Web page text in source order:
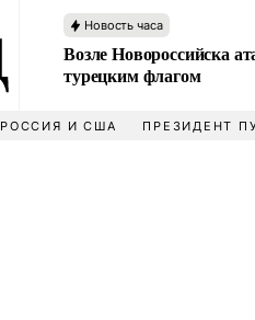
Новость часа
Возле Новороссийска
турецким флагом
РОССИЯ И США ПРЕЗИДЕНТ